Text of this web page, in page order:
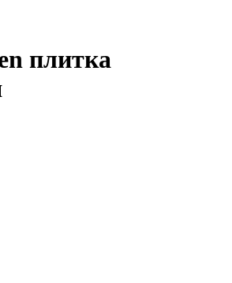
плитка